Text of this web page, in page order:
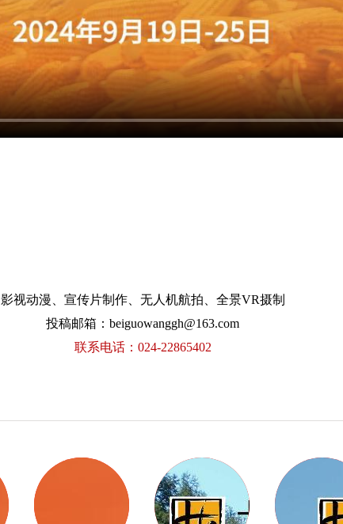
影视动漫、宣传片制作、无人机航拍、全景VR摄制
投稿邮箱：beiguowanggh@163.com
联系电话：024-22865402